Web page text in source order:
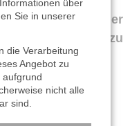
gibt es in der
ab Seite 40 zu
über
Sie in unserer
die Verarbeitung
Angebot zu
aufgrund
nicht alle
sind.